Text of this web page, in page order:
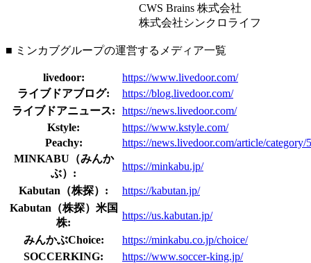
CWS Brains 株式会社
株式会社シンクロライフ
■ ミンカブグループの運営するメディア一覧
livedoor:
https://www.livedoor.com/
ライブドアブログ:
https://blog.livedoor.com/
ライブドアニュース:
https://news.livedoor.com/
Kstyle:
https://www.kstyle.com/
Peachy:
https://news.livedoor.com/article/category/
MINKABU（みんか
ぶ）:
https://minkabu.jp/
Kabutan（株探）:
https://kabutan.jp/
Kabutan（株探）米国
株:
https://us.kabutan.jp/
みんかぶChoice:
https://minkabu.co.jp/choice/
SOCCERKING:
https://www.soccer-king.jp/